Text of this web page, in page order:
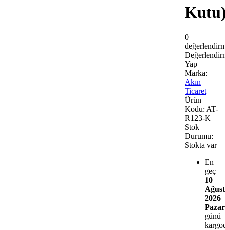
0
Yap
Marka:
Akın
Ticaret
Ürün
Kodu: AT-
R123-K
Stok
Durumu:
Stokta var
En
geç
10
2026
günü